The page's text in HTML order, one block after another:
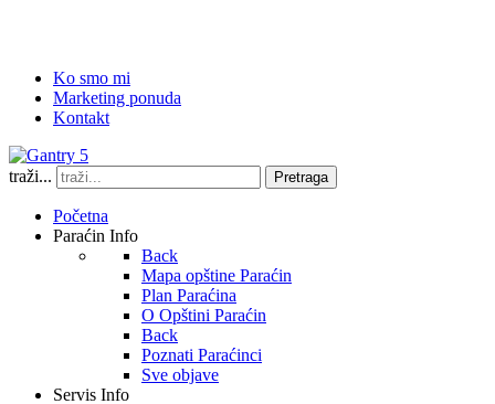
Ko smo mi
Marketing ponuda
Kontakt
traži... Pretraga
Početna
Paraćin Info
Back
Mapa opštine Paraćin
Plan Paraćina
O Opštini Paraćin
Back
Poznati Paraćinci
Sve objave
Servis Info